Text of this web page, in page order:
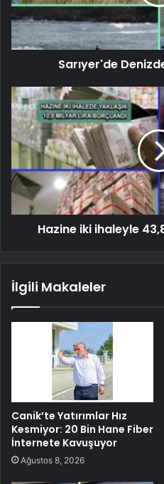
Sarıyer'de
Hazine iki ihaleyle
İlgili Makaleler
Canik’te Yatırımlar Hız
Kesmiyor: 20 Bin Hane Fiber
İnternete Kavuşuyor
Ağustos 8, 2026